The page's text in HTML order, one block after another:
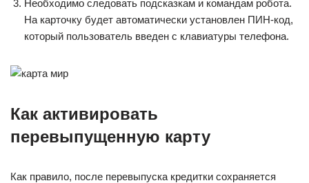
Необходимо следовать подсказкам и командам робота.
На карточку будет автоматически установлен ПИН-код,
который пользователь введен с клавиатуры телефона.
Как активировать
перевыпущенную карту
Как правило, после перевыпуска кредитки сохраняется